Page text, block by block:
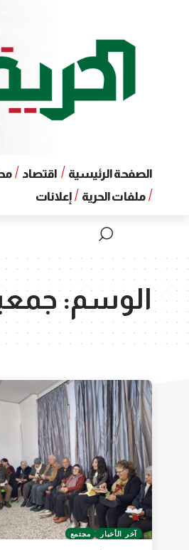
الصفحة الرئيسية اقتصاد
ملفات الحرية
إعلانات
الوسم:
آخر الأخبار مجتمع